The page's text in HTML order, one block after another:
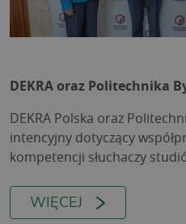
DEKRA oraz Politechnika
DEKRA Polska oraz
intencyjny dotyczący
kompetencji słuchaczy
WIĘCEJ